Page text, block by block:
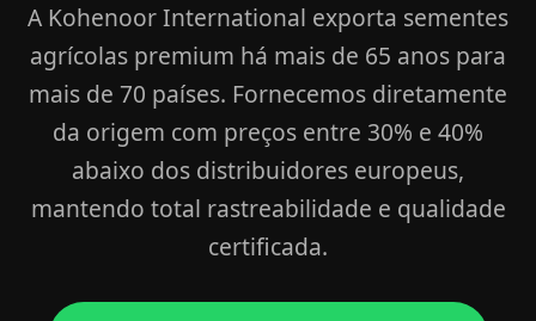
A Kohenoor International exporta sementes
agrícolas premium há mais de 65 anos para
mais de 70 países. Fornecemos diretamente
da origem com preços entre 30% e 40%
abaixo dos distribuidores europeus,
mantendo total rastreabilidade e qualidade
certificada.